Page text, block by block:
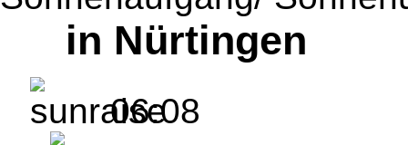
in Nürtingen
06:08